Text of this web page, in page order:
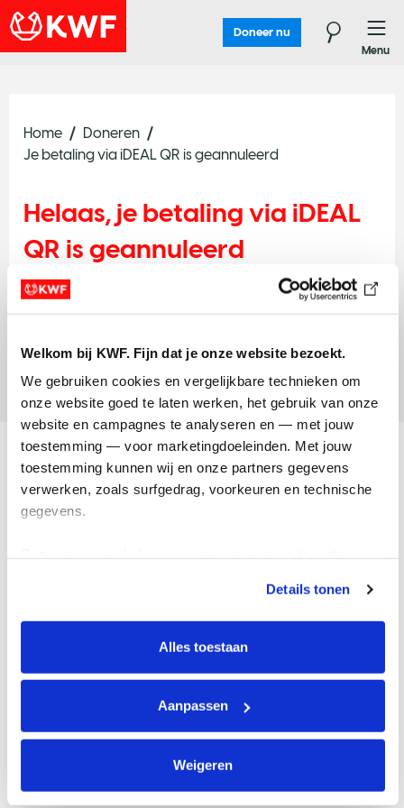
Welkom bij KWF. Fijn dat je onze website bezoekt.
We gebruiken cookies en vergelijkbare technieken om
onze website goed te laten werken, het gebruik van onze
website en campagnes te analyseren en — met jouw
toestemming — voor marketingdoeleinden. Met jouw
toestemming kunnen wij en onze partners gegevens
verwerken, zoals surfgedrag, voorkeuren en technische
gegevens.
tonen. Je kunt je toestemming op elk moment wijzigen of
intrekken via Cookie instellingen onderaan de pagina. De
lijst met cookies is te vinden in het tabblad “details”.
Details tonen
Alles toestaan
Aanpassen
Weigeren
Doneer nu
Menu
Home
Doneren
Je betaling via iDEAL QR is geannuleerd
Helaas, je betaling via iDEAL
QR is geannuleerd
Er is niets van je rekening afgeschreven. Probeer het
nogmaals en doneer!
Kanker
Contact